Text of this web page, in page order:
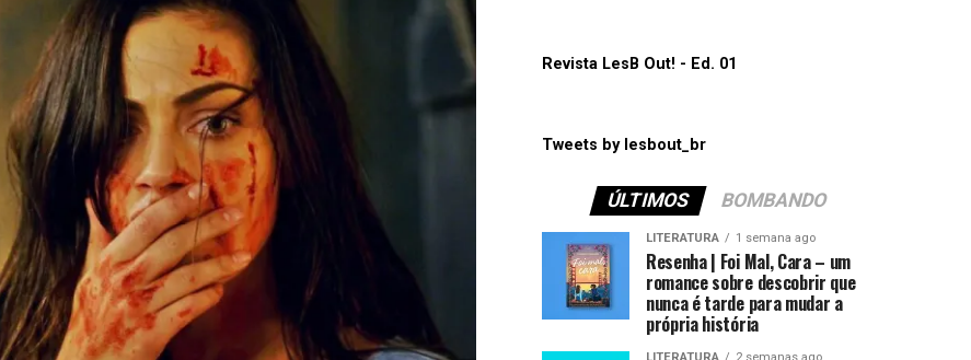
Revista LesB Out! - Ed. 01
Tweets by lesbout_br
ÚLTIMOS BOMBANDO
LITERATURA 1 semana ago
Resenha | Foi Mal, Cara – um
romance sobre descobrir que
nunca é tarde para mudar a
própria história